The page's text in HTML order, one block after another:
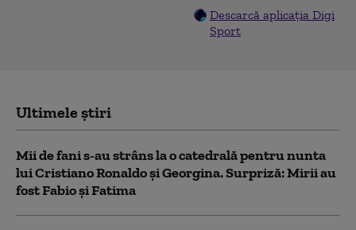
Descarcă aplicația Digi
Sport
Ultimele știri
Mii de fani s-au strâns la o catedrală pentru nunta
lui Cristiano Ronaldo şi Georgina. Surpriză: Mirii au
fost Fabio şi Fatima